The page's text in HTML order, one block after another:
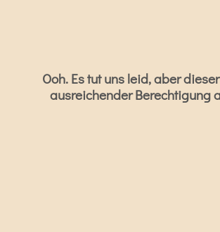
Ooh. Es tut uns leid, aber
ausreichender Berechtigung